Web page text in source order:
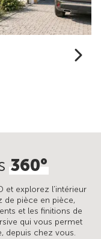
360°
et explorez l’intérieur
de pièce en pièce,
et les finitions de
qui vous permet
depuis chez vous.